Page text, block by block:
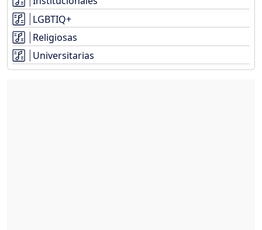
LGBTIQ+
Religiosas
Universitarias